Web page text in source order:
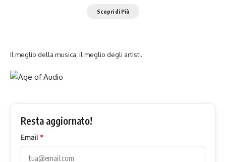
Scopri di Più
Il meglio della musica, il meglio degli artisti.
Resta aggiornato!
Email *